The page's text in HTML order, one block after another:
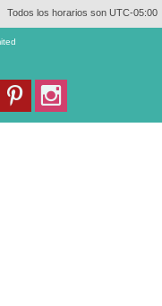
Todos los horarios son UTC-05:00